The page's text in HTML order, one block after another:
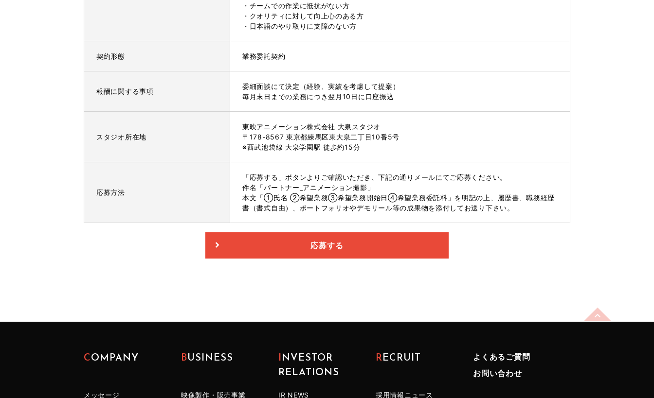
・チームでの作業に抵抗がない方
・クオリティに対して向上心のある方
・日本語のやり取りに支障のない方
契約形態 業務委託契約
報酬に関する事項
委細面談にて決定（経験、実績を考慮して提案）
毎月末日までの業務につき翌月10日に口座振込
スタジオ所在地
東映アニメーション株式会社 大泉スタジオ
〒178-8567 東京都練馬区東大泉二丁目10番5号
※西武池袋線 大泉学園駅 徒歩約15分
応募方法
「応募する」ボタンよりご確認いただき、下記の通りメールにてご応募ください。
件名「パートナー_アニメーション撮影」
本文「①氏名 ②希望業務③希望業務開始日④希望業務委託料」を明記の上、履歴書、職務経歴
書（書式自由）、ポートフォリオやデモリール等の成果物を添付してお送り下さい。
応募する
COMPANY
メッセージ
BUSINESS
映像製作・販売事業
INVESTOR
RELATIONS
IR NEWS
RECRUIT
採用情報ニュース
よくあるご質問
お問い合わせ